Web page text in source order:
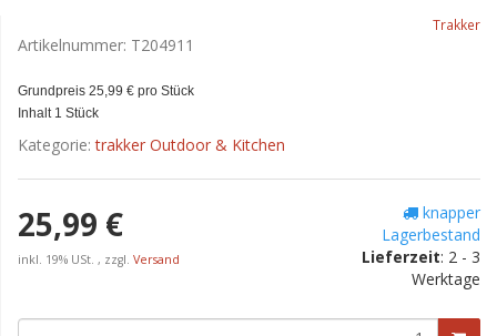
Trakker
Artikelnummer: T204911
Grundpreis 25,99 € pro Stück
Inhalt 1 Stück
Kategorie:trakker Outdoor & Kitchen
25,99 €
inkl. 19% USt. , zzgl. Versand
knapper
Lagerbestand
Lieferzeit: 2 - 3
Werktage